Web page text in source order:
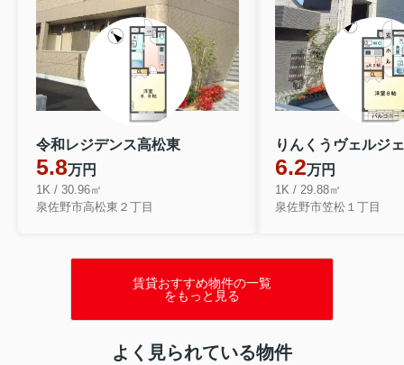
令和レジデンス高松東
5.8万円
1K / 30.96㎡
泉佐野市高松東２丁目
りんくうヴェルジェ
6.2万円
1K / 29.88㎡
泉佐野市笠松１丁目
賃貸おすすめ物件の一覧
をもっと見る
よく見られている物件